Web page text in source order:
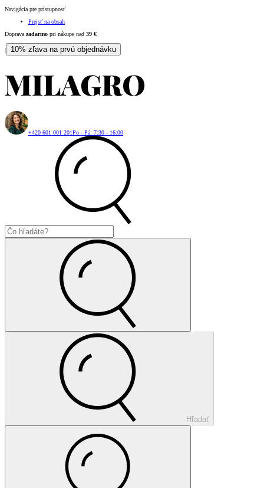
Navigácia pre prístupnosť
Prejsť na obsah
Doprava zadarmo pri nákupe nad 39 €
| 10% zľava na prvú objednávku
+420 601 001 201Po - Pá: 7:30 - 16:00
Hľadať